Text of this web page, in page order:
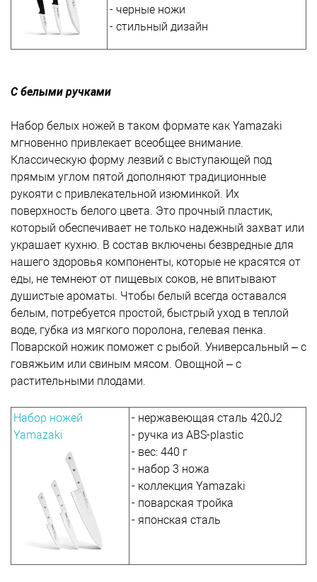
- черные ножи
- стильный дизайн
С белыми ручками
Набор белых ножей в таком формате как Yamazaki
мгновенно привлекает всеобщее внимание.
Классическую форму лезвий с выступающей под
прямым углом пятой дополняют традиционные
рукояти с привлекательной изюминкой. Их
поверхность белого цвета. Это прочный пластик,
который обеспечивает не только надежный захват или
украшает кухню. В состав включены безвредные для
нашего здоровья компоненты, которые не красятся от
еды, не темнеют от пищевых соков, не впитывают
душистые ароматы. Чтобы белый всегда оставался
белым, потребуется простой, быстрый уход в теплой
воде, губка из мягкого поролона, гелевая пенка.
Поварской ножик поможет с рыбой. Универсальный – с
говяжьим или свиным мясом. Овощной – с
растительными плодами.
Набор ножей
Yamazaki
- нержавеющая сталь 420J2
- ручка из ABS-plastic
- вес: 440 г
- набор 3 ножа
- коллекция Yamazaki
- поварская тройка
- японская сталь